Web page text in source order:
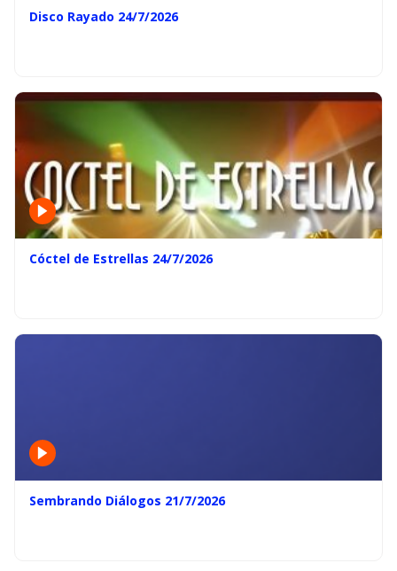
Disco Rayado 24/7/2026
Cóctel de Estrellas 24/7/2026
Sembrando Diálogos 21/7/2026